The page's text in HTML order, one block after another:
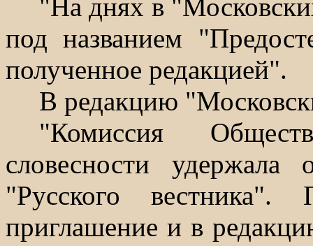
"На днях в
под названием
полученное редакцией".
В редакцию
"Комиссия
словесности
"Русского
приглашение и в